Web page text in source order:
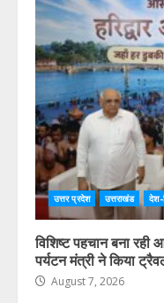
उत्तर प्रदेश उत्तराखंड देश-
विशिष्ट पहचान बना
पर्यटन मंत्री ने किया
August 7, 2026